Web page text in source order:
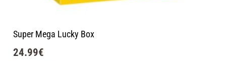
Super Mega Lucky Box
24.99€